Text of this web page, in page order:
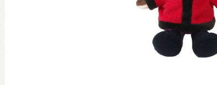
おたのしみコンテンツ(クイズ・